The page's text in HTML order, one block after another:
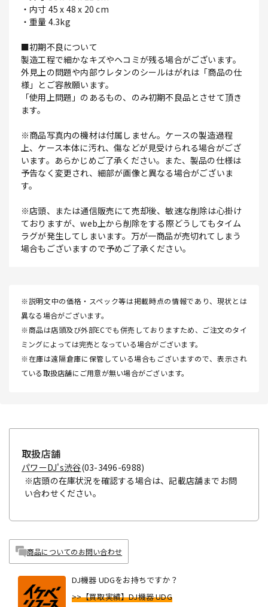
・内寸 45 x 48 x 20 cm
・重量 4.3kg
■初期不良について
製造工程で細かなキズやヘコミが残る場合がございます。
外見上の問題や内部ウレタンのシールはがれは「商品の仕
様」とご容赦願います。
「使用上問題」のあるもの、のみ初期不良品とさせて頂き
ます。
※商品写真内の機材は付属しません。ケースの製造過程
上、ケース本体に汚れ、傷などが見受けられる場合がござ
います。あらかじめご了承ください。また、製品の仕様は
予告なく変更され、細部が画像と異なる場合がございま
す。
※店頭、または通信販売にて売却後、敏速な削除は心掛け
ておりますが、web上から削除をする際どうしてもタイム
ラグが発生してしまいます。万が一商品が売切れてしまう
場合もございますので予めご了承ください。
※説明文中の価格・スペック等は掲載時点の情報であり、現状とは
異なる場合がございます。
※商品は店頭及び外部ECでも併売しておりますため、ご注文のタイ
ミングによっては完売となっている場合がございます。
※在庫は遠隔倉庫に保管している場合もございますので、表示され
ている取扱店舗にご用意が無い場合がございます。
取扱店舗
パワーDJ's渋谷(03-3496-6988)
※店頭の在庫状況を確認する場合は、記載店舗までお問
い合わせください。
商品についてのお問い合わせ
DJ機器 UDGをお持ちですか？
>>【買取実績】DJ機器 UDG